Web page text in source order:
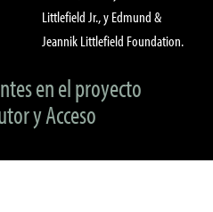
Littlefield Jr., y Edmund &
Jeannik Littlefield Foundation.
en el proyecto
y Acceso